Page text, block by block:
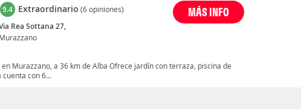
9.4 Extraordinario (6 opiniones)
Rea Sottana 27,
Murazzano
MÁS INFO
Murazzano, a 36 km de Alba Ofrece jardín con terraza, piscina de
con 6...